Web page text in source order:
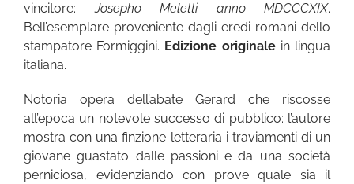
vincitore:Josepho Meletti anno MDCCCXIX.
Bell’esemplare proveniente dagli eredi romani dello
stampatore Formiggini. Edizione originalein lingua
italiana.
Notoria opera dell’abate Gerard che riscosse
all’epoca un notevole successo di pubblico: l’autore
mostra con una finzione letteraria i traviamenti di un
giovane guastato dalle passioni e da una società
perniciosa, evidenziando con prove quale sia il